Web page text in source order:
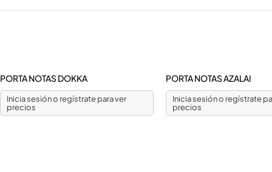
PORTA NOTAS DOKKA
Inicia sesión o regístrate para ver
precios
PORTA NOTAS AZALAI
Inicia sesión o regístrate
precios